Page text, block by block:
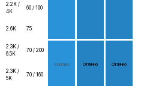
2.2K /
4K
60 / 100
2.6K 75
2.3K /
6.5K
70 / 200
Хо­рошо От­лич­но От­лич­но
2.3K /
5K
70 / 160